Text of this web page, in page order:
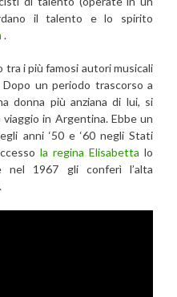
il talento e lo spirito
.
tra i più famosi autori musicali
un periodo trascorso a
donna più anziana di lui, si
in Argentina. Ebbe un
anni ‘50 e ‘60 negli Stati
la regina Elisabetta lo
nel 1967 gli conferì l’alta
.